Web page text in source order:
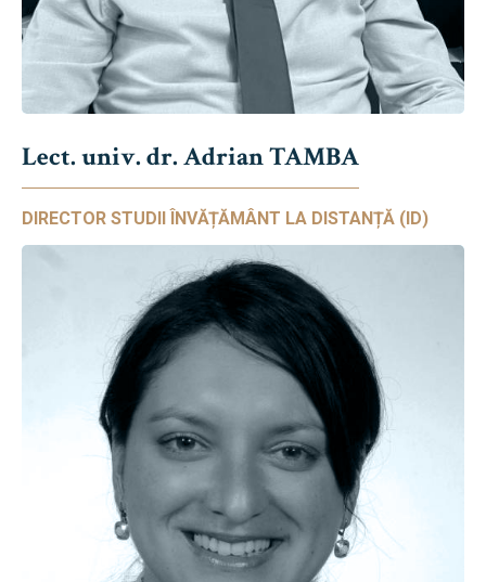
Lect. univ. dr. Adrian TAMBA
DIRECTOR STUDII ÎNVĂȚĂMÂNT LA DISTANȚĂ (ID)